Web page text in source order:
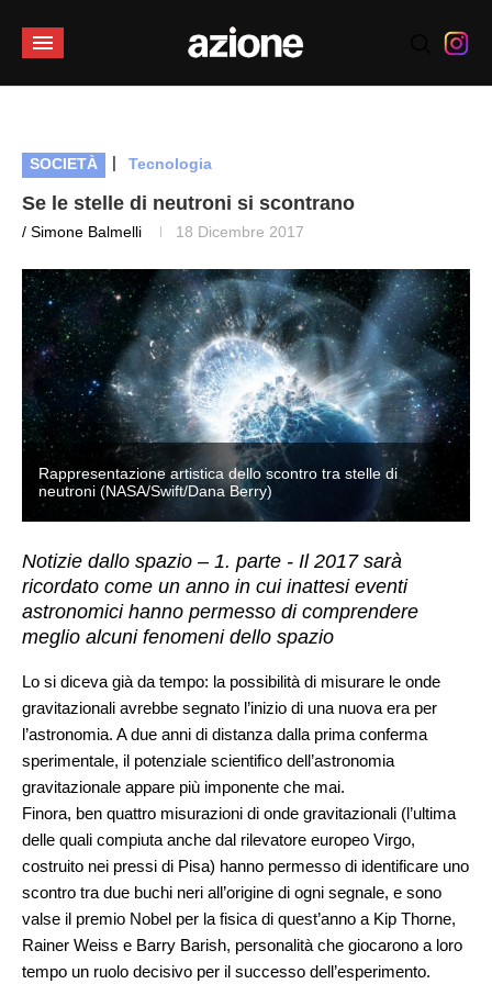
SOCIETÀ | Tecnologia
Se le stelle di neutroni si scontrano
/ Simone Balmelli 18 Dicembre 2017
Rappresentazione artistica dello scontro tra stelle di
neutroni (NASA/Swift/Dana Berry)
Notizie dallo spazio – 1. parte - Il 2017 sarà
ricordato come un anno in cui inattesi eventi
astronomici hanno permesso di comprendere
meglio alcuni fenomeni dello spazio
Lo si diceva già da tempo: la possibilità di misurare le onde
gravitazionali avrebbe segnato l’inizio di una nuova era per
l’astronomia. A due anni di distanza dalla prima conferma
sperimentale, il potenziale scientifico dell’astronomia
gravitazionale appare più imponente che mai.
Finora, ben quattro misurazioni di onde gravitazionali (l’ultima
delle quali compiuta anche dal rilevatore europeo Virgo,
costruito nei pressi di Pisa) hanno permesso di identificare uno
scontro tra due buchi neri all’origine di ogni segnale, e sono
valse il premio Nobel per la fisica di quest’anno a Kip Thorne,
Rainer Weiss e Barry Barish, personalità che giocarono a loro
tempo un ruolo decisivo per il successo dell’esperimento.